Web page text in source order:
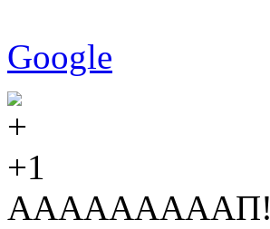
Google
+1
АААААААААП!